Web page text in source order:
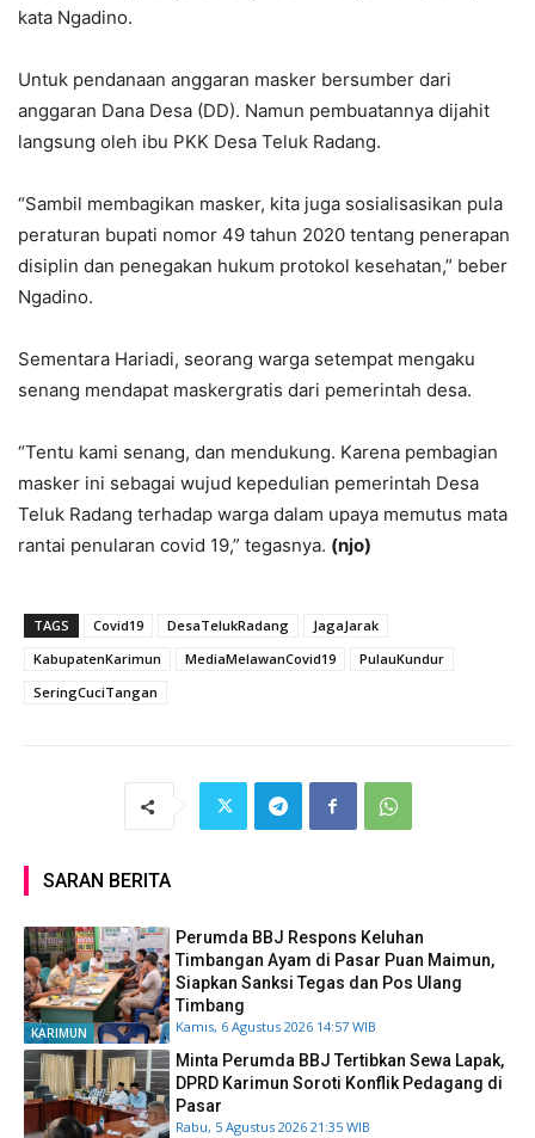
kata Ngadino.
Untuk pendanaan anggaran masker bersumber dari
anggaran Dana Desa (DD). Namun pembuatannya dijahit
langsung oleh ibu PKK Desa Teluk Radang.
“Sambil membagikan masker, kita juga sosialisasikan pula
peraturan bupati nomor 49 tahun 2020 tentang penerapan
disiplin dan penegakan hukum protokol kesehatan,” beber
Ngadino.
Sementara Hariadi, seorang warga setempat mengaku
senang mendapat maskergratis dari pemerintah desa.
“Tentu kami senang, dan mendukung. Karena pembagian
masker ini sebagai wujud kepedulian pemerintah Desa
Teluk Radang terhadap warga dalam upaya memutus mata
rantai penularan covid 19,” tegasnya. (njo)
TAGS Covid19 DesaTelukRadang
JagaJarak
KabupatenKarimun
MediaMelawanCovid19
PulauKundur
SeringCuciTangan
SARAN BERITA
KARIMUN
Perumda BBJ Respons Keluhan
Timbangan Ayam di Pasar Puan Maimun,
Siapkan Sanksi Tegas dan Pos Ulang
Timbang
Kamis, 6 Agustus 2026 14:57 WIB
Minta Perumda BBJ Tertibkan Sewa Lapak,
DPRD Karimun Soroti Konflik Pedagang di
Pasar
Rabu, 5 Agustus 2026 21:35 WIB